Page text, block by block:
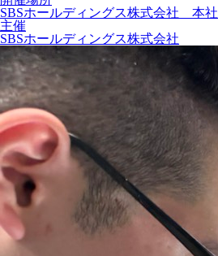
SBSホールディングス株式会社 本社
主催
SBSホールディングス株式会社